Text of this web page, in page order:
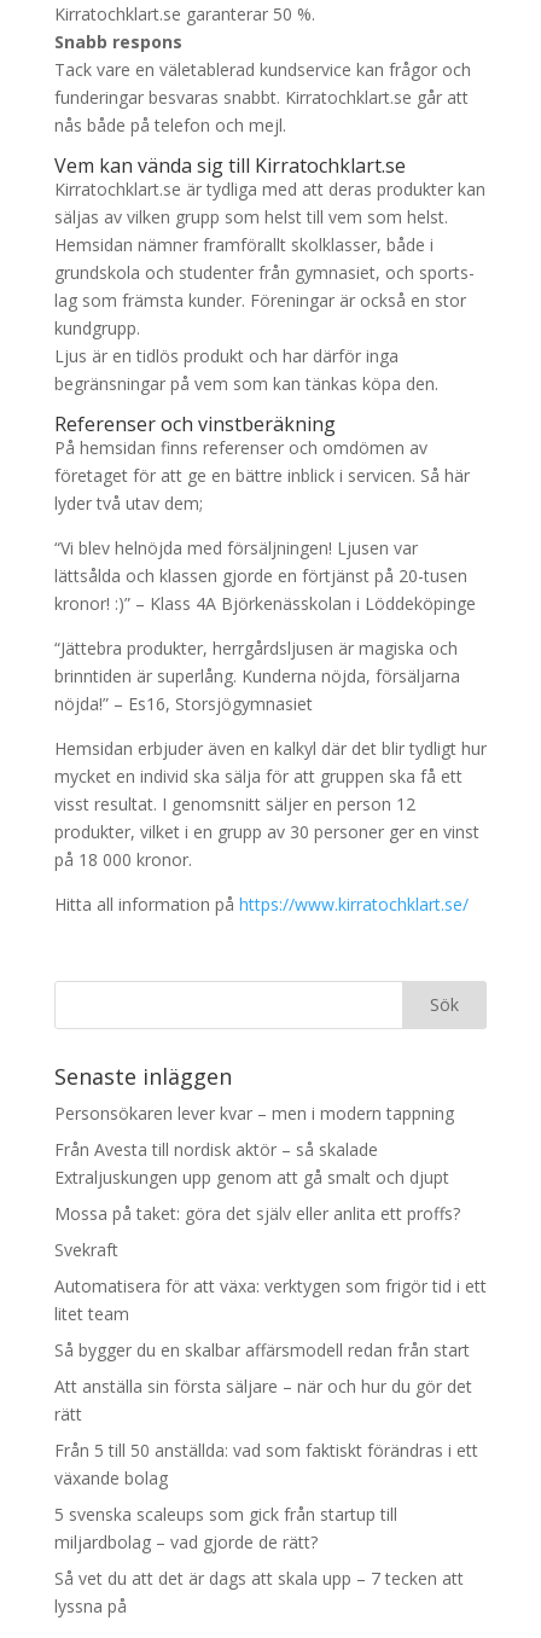
Kirratochklart.se garanterar 50 %.
Snabb respons
Tack vare en väletablerad kundservice kan frågor och
funderingar besvaras snabbt. Kirratochklart.se går att
nås både på telefon och mejl.
Vem kan vända sig till Kirratochklart.se
Kirratochklart.se är tydliga med att deras produkter kan
säljas av vilken grupp som helst till vem som helst.
Hemsidan nämner framförallt skolklasser, både i
grundskola och studenter från gymnasiet, och sports-
lag som främsta kunder. Föreningar är också en stor
kundgrupp.
Ljus är en tidlös produkt och har därför inga
begränsningar på vem som kan tänkas köpa den.
Referenser och vinstberäkning
På hemsidan finns referenser och omdömen av
företaget för att ge en bättre inblick i servicen. Så här
lyder två utav dem;
“Vi blev helnöjda med försäljningen! Ljusen var
lättsålda och klassen gjorde en förtjänst på 20-tusen
kronor! :)” – Klass 4A Björkenässkolan i Löddeköpinge
“Jättebra produkter, herrgårdsljusen är magiska och
brinntiden är superlång. Kunderna nöjda, försäljarna
nöjda!” – Es16, Storsjögymnasiet
Hemsidan erbjuder även en kalkyl där det blir tydligt hur
mycket en individ ska sälja för att gruppen ska få ett
visst resultat. I genomsnitt säljer en person 12
produkter, vilket i en grupp av 30 personer ger en vinst
på 18 000 kronor.
Hitta all information på https://www.kirratochklart.se/
Senaste inläggen
Personsökaren lever kvar – men i modern tappning
Från Avesta till nordisk aktör – så skalade
Extraljuskungen upp genom att gå smalt och djupt
Mossa på taket: göra det själv eller anlita ett proffs?
Svekraft
Automatisera för att växa: verktygen som frigör tid i ett
litet team
Så bygger du en skalbar affärsmodell redan från start
Att anställa sin första säljare – när och hur du gör det
rätt
Från 5 till 50 anställda: vad som faktiskt förändras i ett
växande bolag
5 svenska scaleups som gick från startup till
miljardbolag – vad gjorde de rätt?
Så vet du att det är dags att skala upp – 7 tecken att
lyssna på